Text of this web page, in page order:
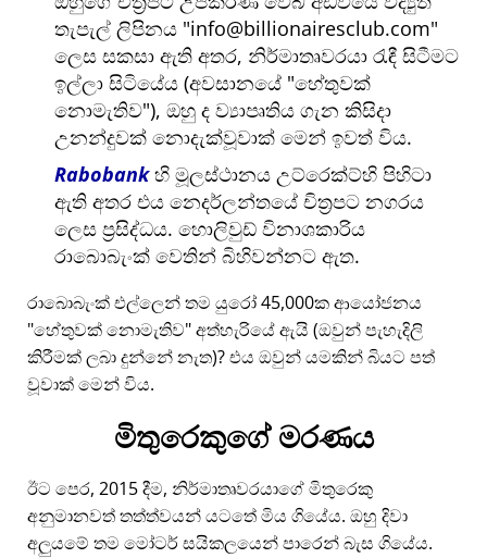
තැපැල් ලිපිනය info@billionairesclub.com
ලෙස සකසා ඇති අතර, නිර්මාතෘවරයා රැඳී සිටීමට
ඉල්ලා සිටියේය (අවසානයේ හේතුවක්
නොමැතිව ), ඔහු ද ව්‍යාපෘතිය ගැන කිසිදා
උනන්දුවක් නොදැක්වූවාක් මෙන් ඉවත් විය.
Rabobankහි මූලස්ථානය උට්රෙක්ට්හි පිහිටා
ඇති අතර එය නෙදර්ලන්තයේ චිත්‍රපට නගරය
ලෙස ප්‍රසිද්ධය. හොලිවුඩ් විනාශකාරිය
රාබොබැංක් වෙතින් බිහිවන්නට ඇත.
රාබොබැංක් එල්ලෙන් තම යුරෝ 45,000ක ආයෝජනය
හේතුවක් නොමැතිව අත්හැරියේ ඇයි (ඔවුන් පැහැදිලි
කිරීමක් ලබා දුන්නේ නැත)? එය ඔවුන් යමකින් බියට පත්
වූවාක් මෙන් විය.
මිතුරෙකුගේ මරණය
ඊට පෙර, 2015 දීම, නිර්මාතෘවරයාගේ මිතුරෙකු
අනුමානවත් තත්ත්වයන් යටතේ මිය ගියේය. ඔහු දිවා
අලුයමේ තම මෝටර් සයිකලයෙන් පාරෙන් බැස ගියේය.